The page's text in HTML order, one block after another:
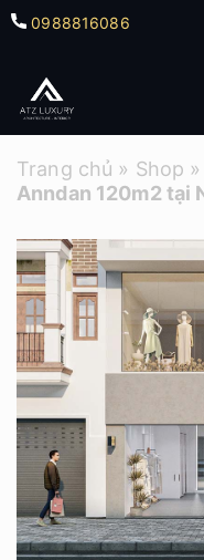
0988816086
Trang chủ » Shop »
Anndan 120m2 tại